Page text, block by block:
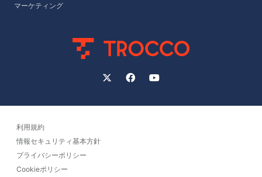
マーケティング
利用規約
情報セキュリティ基本方針
プライバシーポリシー
Cookieポリシー